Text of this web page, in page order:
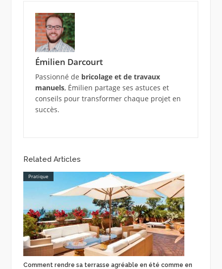
Émilien Darcourt
Passionné de bricolage et de travaux
manuels, Émilien partage ses astuces et
conseils pour transformer chaque projet en
succès.
Related Articles
Pratique
Comment rendre sa terrasse agréable en été comme en